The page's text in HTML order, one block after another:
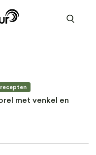
met venkel en